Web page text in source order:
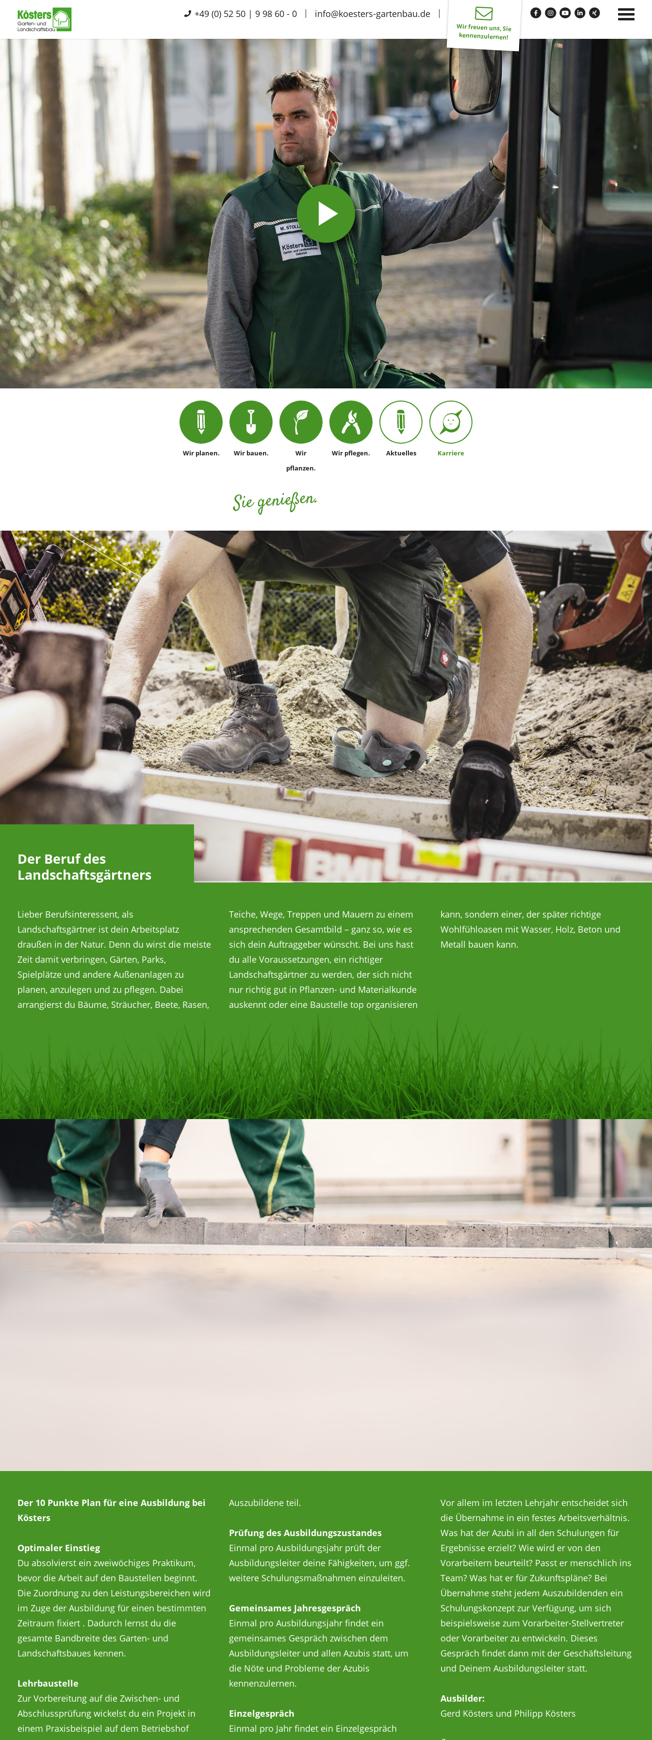
+49 (0) 52 50 | 9 98 60 - 0 info@koesters-gartenbau.de
Wir freuen uns, Sie
kennenzulernen!
Wir planen. Wir bauen.
Wir
pflanzen.
Wir pflegen.
Sie genießen.
Aktuelles Karriere
Der Beruf des
Landschaftsgärtners
Lieber Berufsinteressent, als
Landschaftsgärtner ist dein Arbeitsplatz
draußen in der Natur. Denn du wirst die meiste
Zeit damit verbringen, Gärten, Parks,
Spielplätze und andere Außenanlagen zu
planen, anzulegen und zu pflegen. Dabei
arrangierst du Bäume, Sträucher, Beete, Rasen,
Teiche, Wege, Treppen und Mauern zu einem
ansprechenden Gesamtbild – ganz so, wie es
sich dein Auftraggeber wünscht. Bei uns hast
du alle Voraussetzungen, ein richtiger
Landschaftsgärtner zu werden, der sich nicht
nur richtig gut in Pflanzen- und Materialkunde
auskennt oder eine Baustelle top organisieren
kann, sondern einer, der später richtige
Wohlfühloasen mit Wasser, Holz, Beton und
Metall bauen kann.
Der 10 Punkte Plan für eine Ausbildung bei
Kösters
Optimaler Einstieg
Du absolvierst ein zweiwöchiges Praktikum,
bevor die Arbeit auf den Baustellen beginnt.
Die Zuordnung zu den Leistungsbereichen wird
im Zuge der Ausbildung für einen bestimmten
Zeitraum fixiert . Dadurch lernst du die
gesamte Bandbreite des Garten- und
Landschaftsbaues kennen.
Lehrbaustelle
Zur Vorbereitung auf die Zwischen- und
Abschluss­prüfung wickelst du ein Projekt in
einem Praxisbeispiel auf dem Betriebshof
Auszubildene teil.
Prüfung des Ausbildungszustandes
Einmal pro Ausbildungsjahr prüft der
Ausbildungsleiter deine Fähigkeiten, um ggf.
weitere Schulungs­maßnahmen einzuleiten.
Gemeinsames Jahresgespräch
Einmal pro Ausbildungsjahr findet ein
gemeinsames Gespräch zwischen dem
Ausbildungsleiter und allen Azubis statt, um
die Nöte und Probleme der Azubis
kennenzulernen.
Einzelgespräch
Einmal pro Jahr findet ein Einzelgespräch
Vor allem im letzten Lehrjahr entscheidet sich
die Übernahme in ein festes Arbeitsverhältnis.
Was hat der Azubi in all den Schulungen für
Ergebnisse erzielt? Wie wird er von den
Vorarbeitern beurteilt? Passt er menschlich ins
Team? Was hat er für Zukunftspläne? Bei
Übernahme steht jedem Auszubildenden ein
Schulungskonzept zur Verfügung, um sich
beispielsweise zum Vorarbeiter-Stellvertreter
oder Vorarbeiter zu entwickeln. Dieses
Gespräch findet dann mit der Geschäftsleitung
und Deinem Ausbildungsleiter statt.
Ausbilder:
Gerd Kösters und Philipp Kösters